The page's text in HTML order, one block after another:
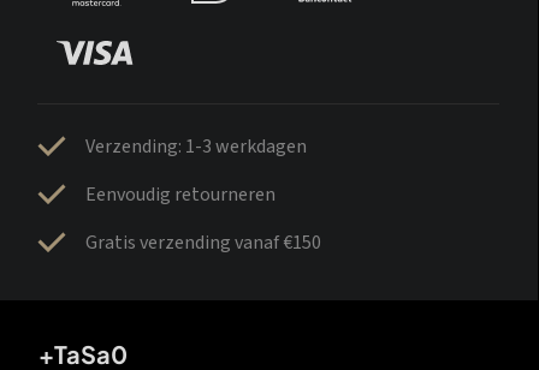
Verzending: 1-3 werkdagen
Eenvoudig retourneren
Gratis verzending vanaf €150
+TaSa0